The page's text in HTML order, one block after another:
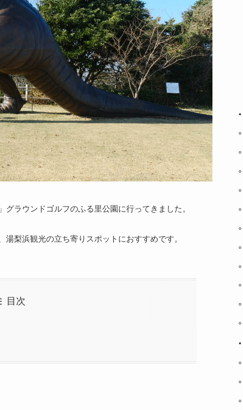
ラウンドゴルフのふる里公園に行ってきました。
梨浜観光の立ち寄りスポットにおすすめです。
目次